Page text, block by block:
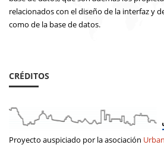
relacionados con el diseño de la interfaz y
como de la base de datos.
CRÉDITOS
Proyecto auspiciado por la asociación